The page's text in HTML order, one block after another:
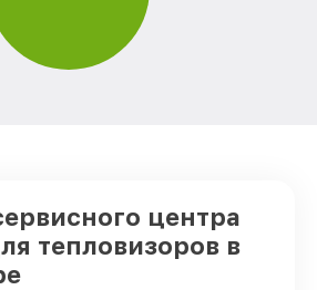
Infratech
центра
тепловизоров в